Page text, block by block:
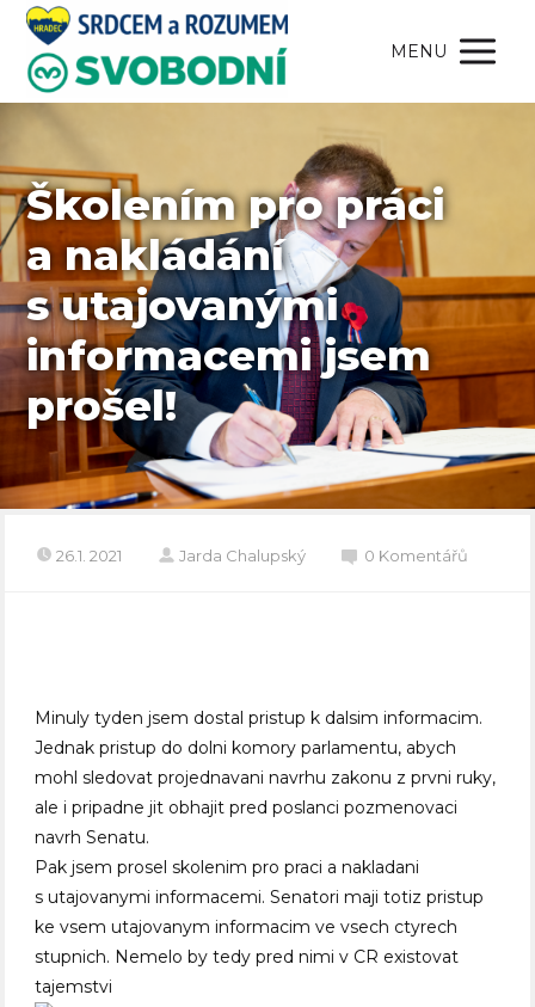
MENU
Školením pro práci
a nakládání
s utajovanými
informacemi jsem
prošel!
26.1. 2021 Jarda Chalupský 0 Komentářů
Minuly tyden jsem dostal pristup k dalsim informacim.
Jednak pristup do dolni komory parlamentu, abych
mohl sledovat projednavani navrhu zakonu z prvni ruky,
ale i pripadne jit obhajit pred poslanci pozmenovaci
navrh Senatu.
Pak jsem prosel skolenim pro praci a nakladani
s utajovanymi informacemi. Senatori maji totiz pristup
ke vsem utajovanym informacim ve vsech ctyrech
stupnich. Nemelo by tedy pred nimi v CR existovat
tajemstvi